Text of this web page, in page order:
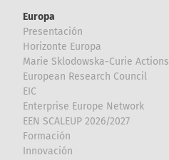
Europa
Presentación
Horizonte Europa
Marie Sklodowska-Curie Actions
European Research Council
EIC
Enterprise Europe Network
EEN SCALEUP 2026/2027
Formación
Innovación